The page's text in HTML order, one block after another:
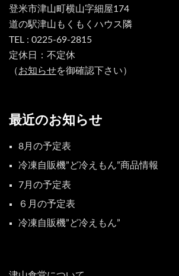
登米市津山町横山字細屋174
道の駅津山もくもくハウス隣
TEL : 0225-69-2815
定休日：不定休
（お知らせを御確認下さい）
最近のお知らせ
8月の予定表
冷凍自販機”ど冷えもん”商品情報
7月の予定表
６月の予定表
冷凍自販機”ど冷えもん”